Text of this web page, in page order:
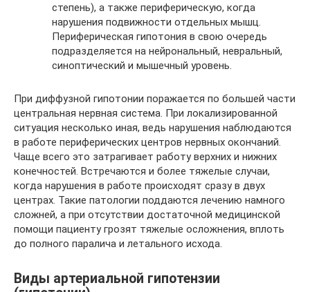
степень), а также периферическую, когда
нарушения подвижности отдельных мышц.
Периферическая гипотония в свою очередь
подразделяется на нейрональный, невральный,
синоптический и мышечный уровень.
При диффузной гипотонии поражается по большей части
центральная нервная система. При локализированной
ситуация несколько иная, ведь нарушения наблюдаются
в работе периферических центров нервных окончаний.
Чаще всего это затрагивает работу верхних и нижних
конечностей. Встречаются и более тяжелые случаи,
когда нарушения в работе происходят сразу в двух
центрах. Такие патологии поддаются лечению намного
сложней, а при отсутствии достаточной медицинской
помощи пациенту грозят тяжелые осложнения, вплоть
до полного паралича и летального исхода.
Виды артериальной гипотензии